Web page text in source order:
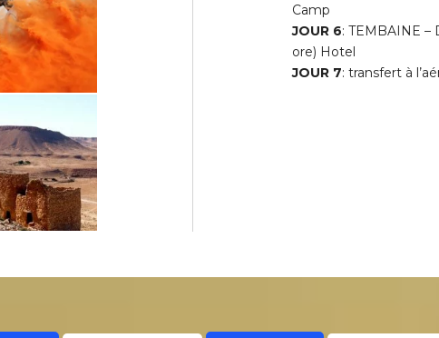
Camp
JOUR 6: TEMBAINE –
ore) Hotel
JOUR 7: transfert à